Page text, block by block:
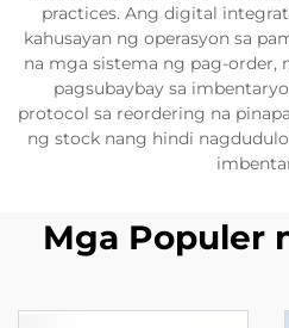
practices. Ang digital
kahusayan ng operasyon sa
na mga sistema ng pag-order,
pagsubaybay sa
protocol sa reordering na
ng stock nang hindi
Mga Populer